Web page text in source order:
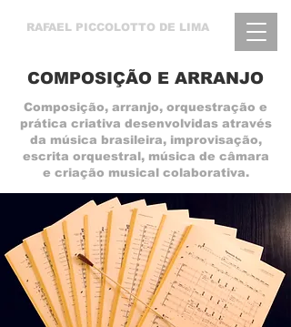
RAFAEL PICCOLOTTO DE LIMA
COMPOSIÇÃO E ARRANJO
Composição, arranjo, orquestração e
prática criativa desenvolvidas através
da música brasileira, improvisação,
escrita orquestral, música de câmara
e criação musical colaborativa.